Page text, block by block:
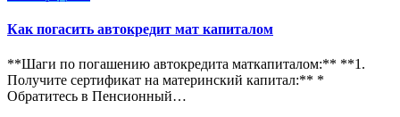
Как погасить автокредит мат капиталом
**Шаги по погашению автокредита маткапиталом:** **1.
Получите сертификат на материнский капитал:** *
Обратитесь в Пенсионный…